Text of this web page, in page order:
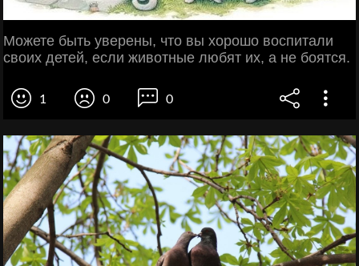
Можете быть уверены, что вы хорошо воспитали
своих детей, если животные любят их, а не боятся.
1 0 0